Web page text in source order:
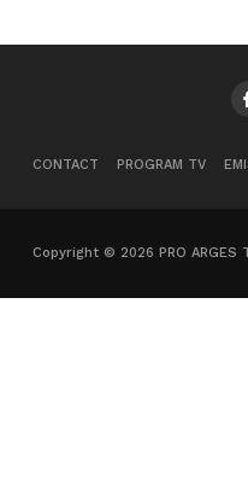
CONTACT PROGRAM TV
Copyright © 2026 PRO ARGES